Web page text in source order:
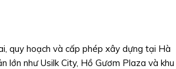
quy hoạch và cấp phép xây dựng tại Hà
lớn như Usilk City, Hồ Gươm Plaza và khu